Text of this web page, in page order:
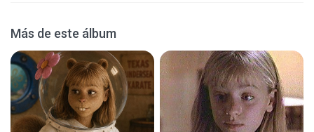
Más de este álbum